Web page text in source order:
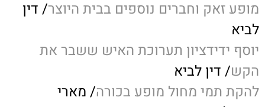
מופע זאק וחברים נוספים בבית היוצר/ דין
לביא
יוסף ידידציון תערוכת האיש ששבר את
הקש/ דין לביא
להקת תמי מחול מופע בכורה/ מארי